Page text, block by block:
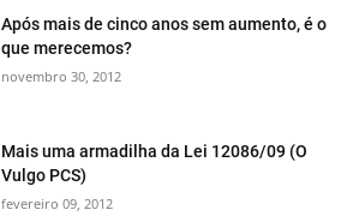
Após mais de cinco anos sem aumento, é o
que merecemos?
novembro 30, 2012
Mais uma armadilha da Lei 12086/09 (O
Vulgo PCS)
fevereiro 09, 2012